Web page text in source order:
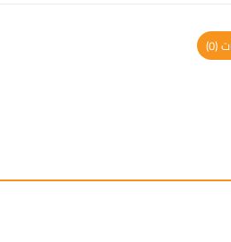
(0)